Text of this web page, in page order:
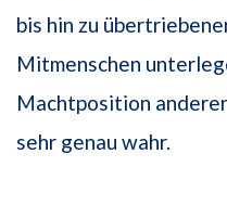
bis hin zu
Mitmenschen
Machtposition
sehr genau wahr.